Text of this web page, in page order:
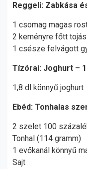
Reggeli: Zabkása
1 csomag magas
2 keményre főtt
1 csésze felvágott
Tízórai: Joghurt –
1,8 dl könnyű joghurt
Ebéd: Tonhalas
2 szelet 100
Tonhal (114 gramm)
1 evőkanál könnyű
Sajt